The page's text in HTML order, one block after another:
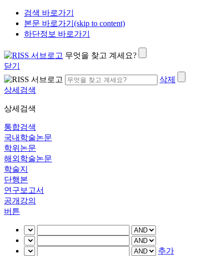
검색 바로가기
본문 바로가기(skip to content)
하단정보 바로가기
무엇을 찾고 계세요?
닫기
삭제
상세검색
상세검색
통합검색
국내학술논문
학위논문
해외학술논문
학술지
단행본
연구보고서
공개강의
버튼
추가